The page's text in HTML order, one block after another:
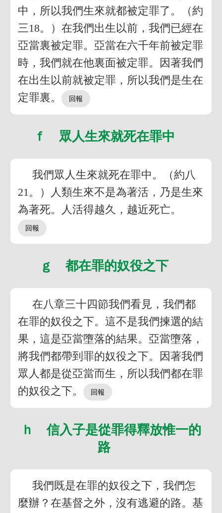
中，所以我們生來就都被定罪了。（約
三18。）在我們出生以前，我們已經在
亞當裏被定罪。亞當在六千年前被定罪
時，我們就在他裏面被定罪。因著我們
在出生以前就被定罪，所以我們是生在
定罪裏。
ｆ 眾人生來就死在罪中
我們眾人生來就死在罪中。（約八
21。）人類生來不是為著活，乃是生來
為著死。人活得越久，越近死亡。
ｇ 都在罪的奴役之下
在八章三十四節我們看見，我們都
在罪的奴役之下。這不是我們揀選的結
果，這是亞當墮落的結果。亞當墮落，
將我們都帶到罪的奴役之下。因著我們
眾人都是從亞當而生，所以我們都在罪
的奴役之下。
ｈ 信入子是從罪得釋放惟一的
路
我們既是在罪的奴役之下，我們怎
麼辦？在基督之外，沒有逃避的路。基